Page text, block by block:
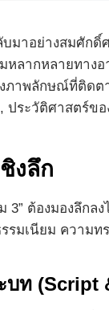
บมาอย่างสมศัก
หลากหลายทาง
ภาพลักษณ์ที่ติดต
ประวัติศาสตร์ข
งลึก
ม 3” ต้องมองลึก
รมเนียม ความท
บท (Script